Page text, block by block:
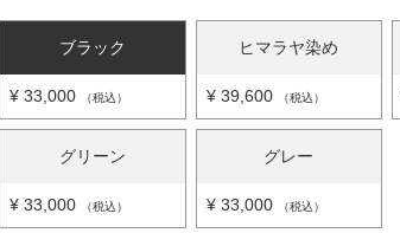
ブラック
¥ 33,000 税込
ヒマラヤ染め
¥ 39,600 税込
グリーン
¥ 33,000 税込
グレー
¥ 33,000 税込